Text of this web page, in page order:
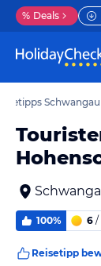
% Deals
Schwangau
100% 6 /
Reisetipp